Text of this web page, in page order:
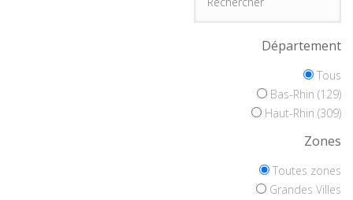
Département
Tous
Bas-Rhin (129)
Haut-Rhin (309)
Zones
Toutes zones
Grandes Villes